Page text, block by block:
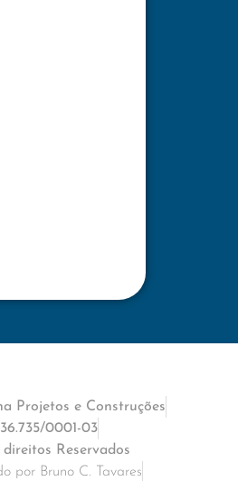
Projetos e Construções
0001-03
direitos Reservados
por Bruno C. Tavares